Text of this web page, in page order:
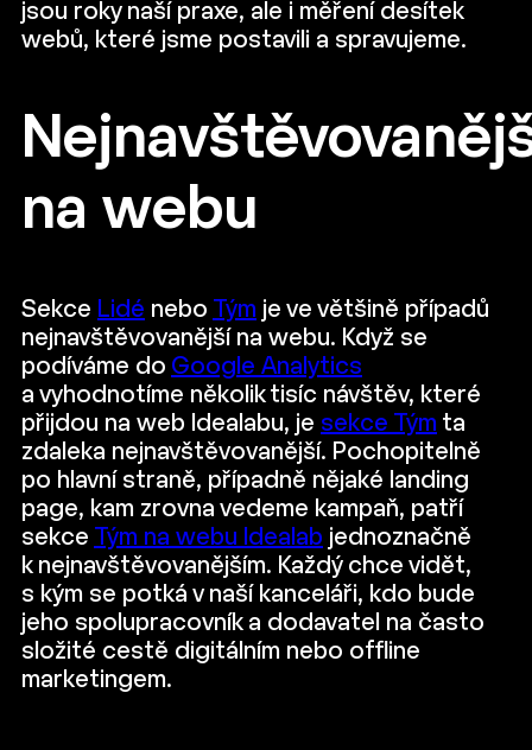
jsou roky naší praxe, ale i měření desítek
webů, které jsme postavili a spravujeme.
na webu
Sekce Lidé nebo Tým je ve většině případů
nejnavštěvovanější na webu. Když se
podíváme do Google Analytics
a vyhodnotíme několik tisíc návštěv, které
přijdou na web Idealabu, je sekce Tým ta
zdaleka nejnavštěvovanější. Pochopitelně
po hlavní straně, případně nějaké landing
page, kam zrovna vedeme kampaň, patří
sekce
Tým na webu Idealab jednoznačně
k nejnavštěvovanějším. Každý chce vidět,
s kým se potká v naší kanceláři, kdo bude
jeho spolupracovník a dodavatel na často
složité cestě digitálním nebo offline
marketingem.